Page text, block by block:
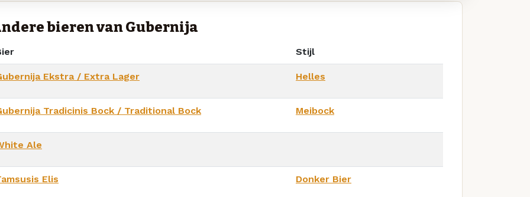
bieren van Gubernija
Stijl
Ekstra / Extra Lager Helles
Tradicinis Bock / Traditional Bock Meibock
Ale
Elis Donker Bier